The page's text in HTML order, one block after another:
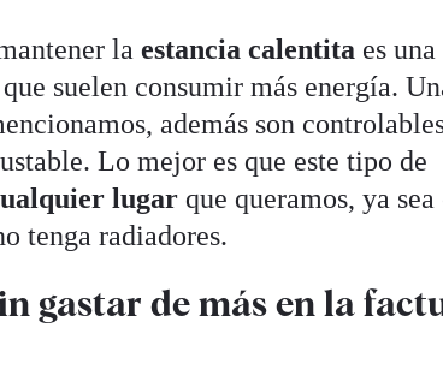
laestancia calentita es
suelen consumir más energía.
además son
Lo mejor es que este tipo de
lugar que queramos, ya
tenga radiadores.
gastar de más en la